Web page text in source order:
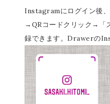
Instagramにログイン後
→QRコードクリック→「
録できます。Drawerの